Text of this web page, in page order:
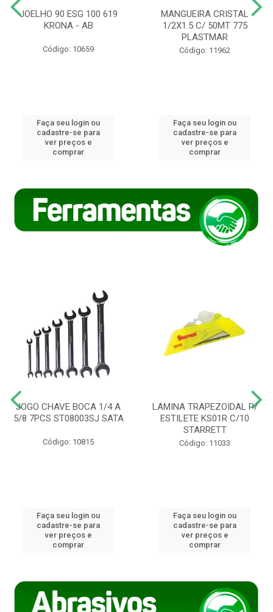
JOELHO 90 ESG 100 619
KRONA - AB
Código: 10659
Faça seu login ou
cadastre-se para
ver preços e
comprar
MANGUEIRA CRISTAL
1/2X1.5 C/ 50MT 775
PLASTMAR
Código: 11962
Faça seu login ou
cadastre-se para
ver preços e
comprar
JOGO CHAVE BOCA 1/4 A
5/8 7PCS ST08003SJ SATA
Código: 10815
Faça seu login ou
cadastre-se para
ver preços e
comprar
LAMINA TRAPEZOIDAL P/
ESTILETE KS01R C/10
STARRETT
Código: 11033
Faça seu login ou
cadastre-se para
ver preços e
comprar